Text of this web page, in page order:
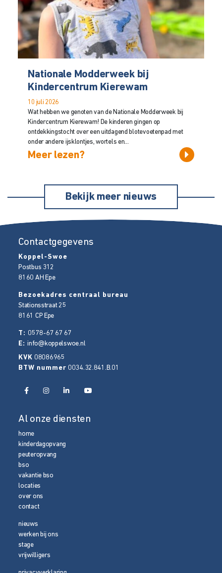
Nationale Modderweek bij
Kindercentrum Kierewam
10 juli 2026
Wat hebben we genoten van de Nationale Modderweek bij
Kindercentrum Kierewam! De kinderen gingen op
ontdekkingstocht over een uitdagend blotevoetenpad met
onder andere ijsklontjes, wortels en...
Meer lezen?
Bekijk meer nieuws
Contactgegevens
Koppel-Swoe
Postbus 312
8160 AH Epe
Bezoekadres centraal bureau
Stationsstraat 25
8161 CP Epe
T: 0578-67 67 67
E:info@koppelswoe.nl
KVK 08086965
BTW nummer 0034.32.841.B.01
Al onze diensten
home
kinderdagopvang
peuteropvang
bso
vakantie bso
locaties
over ons
contact
nieuws
werken bij ons
stage
vrijwilligers